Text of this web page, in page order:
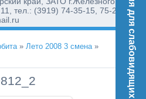
Версия для слабовидящих
тел.: (3919) 74-35-15, 75-28-77,
» Лето 2008 3 смена »